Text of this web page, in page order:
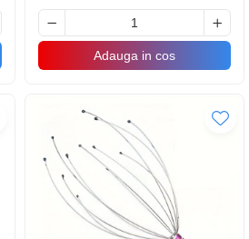
Adauga in cos